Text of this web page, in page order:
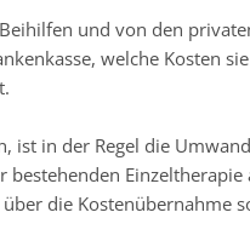
und von den
welche Kosten
ist in der Regel die
die Kostenübernahme